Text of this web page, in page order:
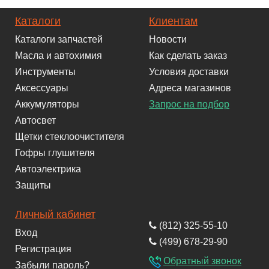
Каталоги
Каталоги запчастей
Масла и автохимия
Инструменты
Аксессуары
Аккумуляторы
Автосвет
Щетки стеклоочистителя
Гофры глушителя
Автоэлектрика
Защиты
Клиентам
Новости
Как сделать заказ
Условия доставки
Адреса магазинов
Запрос на подбор
Личный кабинет
Вход
Регистрация
Забыли пароль?
(812) 325-55-10
(499) 678-29-90
Обратный звонок